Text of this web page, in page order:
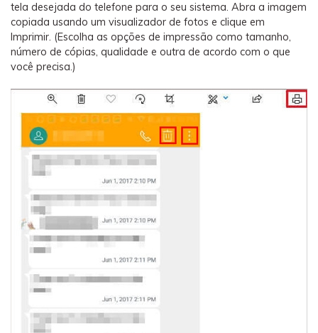
tela desejada do telefone para o seu sistema. Abra a imagem
copiada usando um visualizador de fotos e clique em
Imprimir. (Escolha as opções de impressão como tamanho,
número de cópias, qualidade e outra de acordo com o que
você precisa.)